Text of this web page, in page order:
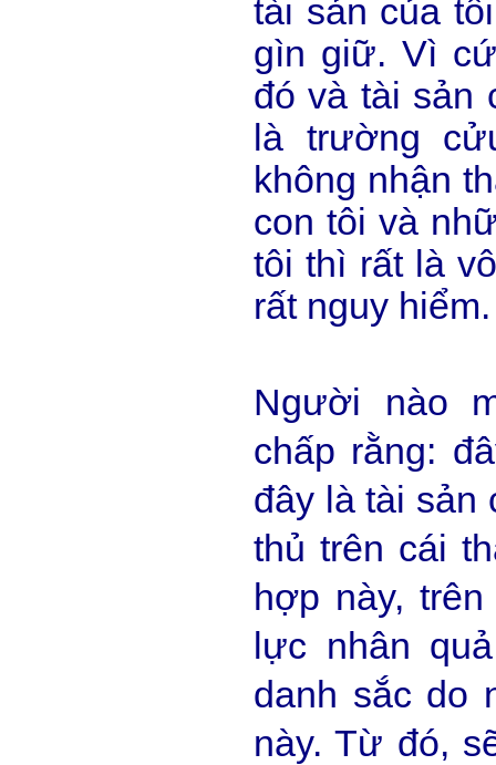
tài sản của
gìn giữ. Vì
đó và tài sản
là trường
không nhận
con tôi và
tôi thì rất là
rất nguy hiểm.
Người nào
chấp rằng:
đây là tài sản
thủ trên cái
hợp này,
lực nhân
danh sắc do
này. Từ đó,